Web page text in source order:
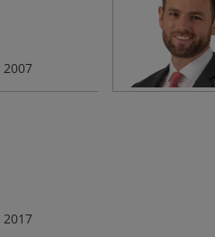
2007
2017